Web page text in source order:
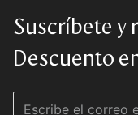
Suscríbete y
Descuento